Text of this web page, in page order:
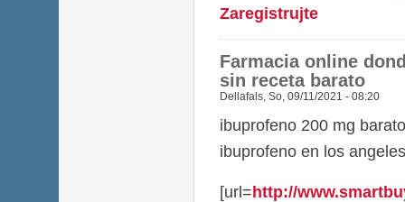
Zaregistrujte
Farmacia online
sin receta barato
Dellafals, So, 09/11/2021 - 08:20
ibuprofeno 200 mg
ibuprofeno en los angeles
[url=http://